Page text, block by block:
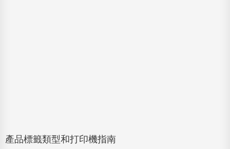
產品標籤類型和打印機指南